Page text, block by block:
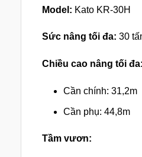
Model: Kato KR-30H
Sức nâng tối đa: 30
Chiều cao nâng tối đa:
Cần chính: 31,2m
Cần phụ: 44,8m
Tầm vươn: